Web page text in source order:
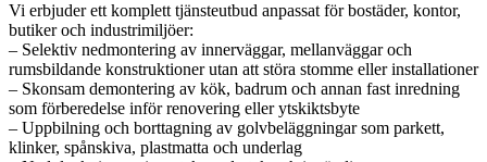
Vi erbjuder ett komplett tjänsteutbud anpassat för bostäder, kontor,
butiker och industrimiljöer:
– Selektiv nedmontering av innerväggar, mellanväggar och
rumsbildande konstruktioner utan att störa stomme eller installationer
– Skonsam demontering av kök, badrum och annan fast inredning
som förberedelse inför renovering eller ytskiktsbyte
– Uppbilning och borttagning av golvbeläggningar som parkett,
klinker, spånskiva, plastmatta och underlag